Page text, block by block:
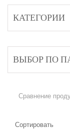
КАТЕГОРИИ
ВЫБОР ПО
Сортировать